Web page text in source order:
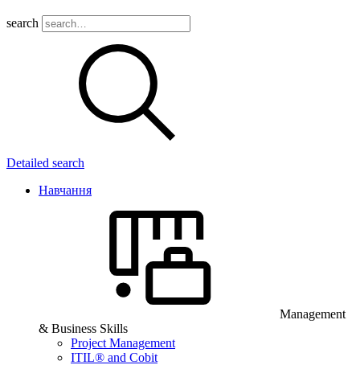
search
Detailed search
Навчання
Management
& Business Skills
Project Management
ITIL® and Cobit